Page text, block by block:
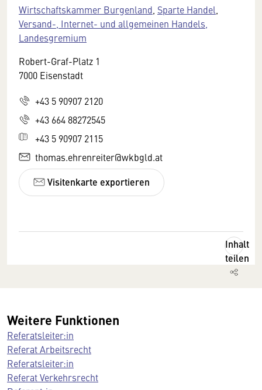
Wirtschaftskammer Burgenland Sparte Handel
Versand-, Internet- und allgemeinen Handels,
Landesgremium
Robert-Graf-Platz 1
7000 Eisenstadt
+43 5 90907 2120
+43 664 88272545
+43 5 90907 2115
thomas.ehrenreiter@wkbgld.at
Visitenkarte exportieren
Inhalt
teilen
Weitere Funktionen
Referatsleiter:in
Referat Arbeitsrecht
Referatsleiter:in
Referat Verkehrsrecht